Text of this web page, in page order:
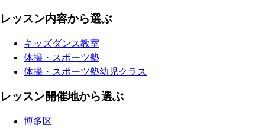
レッスン内容から選ぶ
キッズダンス教室
体操・スポーツ塾
体操・スポーツ塾幼児クラス
レッスン開催地から選ぶ
博多区